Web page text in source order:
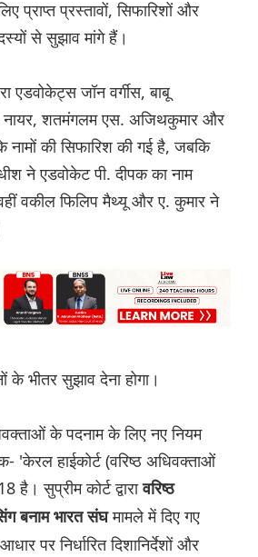
प्रस्तावों, सिफारिशों और
से सुझाव मांगे हैं।
एडवोकेट्स जॉन वर्गीस, बाबू
शतमंगलम एस. अजिथकुमार और
नामों की सिफारिश की गई है, जबकि
ने एडवोकेट पी. दीपक का नाम
वकील फिलिप मैथ्यू और ए. कुमार ने
के भीतर सुझाव देना होगा।
के पदनाम के लिए नए नियम
'केरल हाईकोर्ट (वरिष्ठ अधिवक्ताओं
है। सुप्रीम कोर्ट द्वारावरिष्ठ
बनाम भारत संघमामले में दिए गए
पर निर्धारित दिशानिर्देशों और